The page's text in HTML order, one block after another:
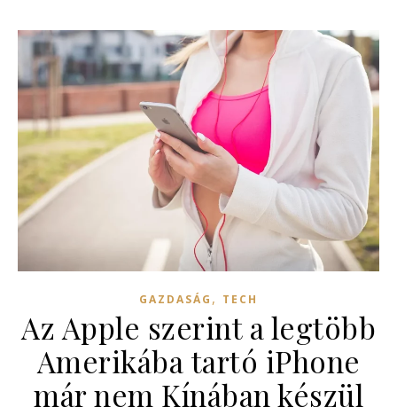
GAZDASÁG , TECH
Az Apple szerint a legtöbb
Amerikába tartó iPhone
már nem Kínában készül